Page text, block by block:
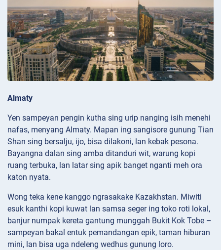
Almaty
Yen sampeyan pengin kutha sing urip nanging isih menehi
nafas, menyang Almaty. Mapan ing sangisore gunung Tian
Shan sing bersalju, ijo, bisa dilakoni, lan kebak pesona.
Bayangna dalan sing amba ditanduri wit, warung kopi
ruang terbuka, lan latar sing apik banget nganti meh ora
katon nyata.
Wong teka kene kanggo ngrasakake Kazakhstan. Miwiti
esuk kanthi kopi kuwat lan samsa seger ing toko roti lokal,
banjur numpak kereta gantung munggah Bukit Kok Tobe –
sampeyan bakal entuk pemandangan epik, taman hiburan
mini, lan bisa uga ndeleng wedhus gunung loro.